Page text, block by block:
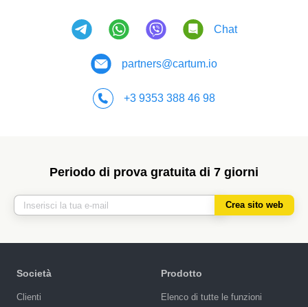
Chat
partners@cartum.io
+3 9353 388 46 98
Periodo di prova gratuita di 7 giorni
Crea sito web
Società
Сlienti
Prodotto
Elenco di tutte le funzioni